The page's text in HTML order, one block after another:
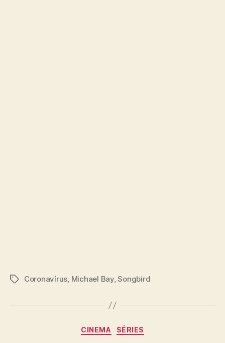
TagsCoronavírus, Michael Bay,Songbird
Categorias
CINEMA SÉRIES